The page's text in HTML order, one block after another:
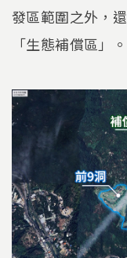
發區範圍之外，
「生態補償區」。